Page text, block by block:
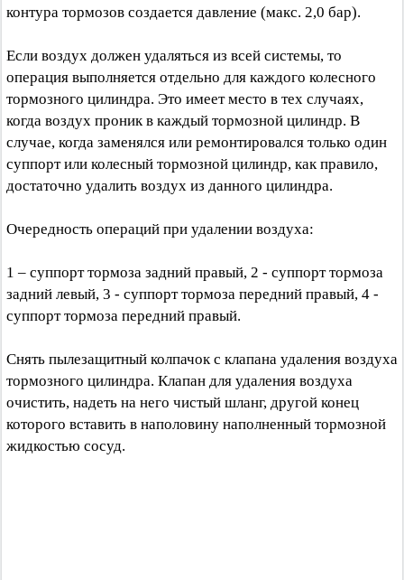
контура тормозов создается давление (макс. 2,0 бар).
Если воздух должен удаляться из всей системы, то
операция выполняется отдельно для каждого колесного
тормозного цилиндра. Это имеет место в тех случаях,
когда воздух проник в каждый тормозной цилиндр. В
случае, когда заменялся или ремонтировался только один
суппорт или колесный тормозной цилиндр, как правило,
достаточно удалить воздух из данного цилиндра.
Очередность операций при удалении воздуха:
1 – суппорт тормоза задний правый, 2 - суппорт тормоза
задний левый, 3 - суппорт тормоза передний правый, 4 -
суппорт тормоза передний правый.
Снять пылезащитный колпачок с клапана удаления воздуха
тормозного цилиндра. Клапан для удаления воздуха
очистить, надеть на него чистый шланг, другой конец
которого вставить в наполовину наполненный тормозной
жидкостью сосуд.